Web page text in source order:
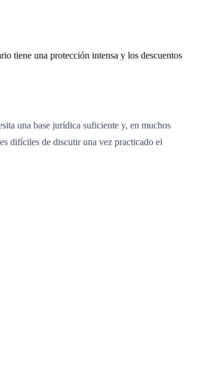
tiene una protección intensa y los descuentos
una base jurídica suficiente y, en muchos
difíciles de discutir una vez practicado el